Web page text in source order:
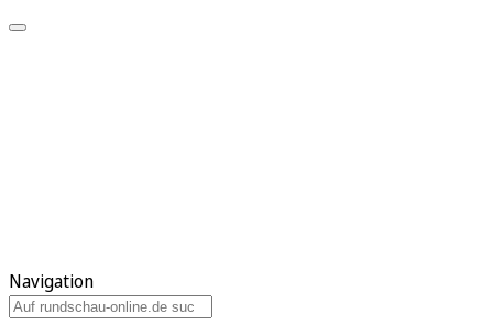
Navigation